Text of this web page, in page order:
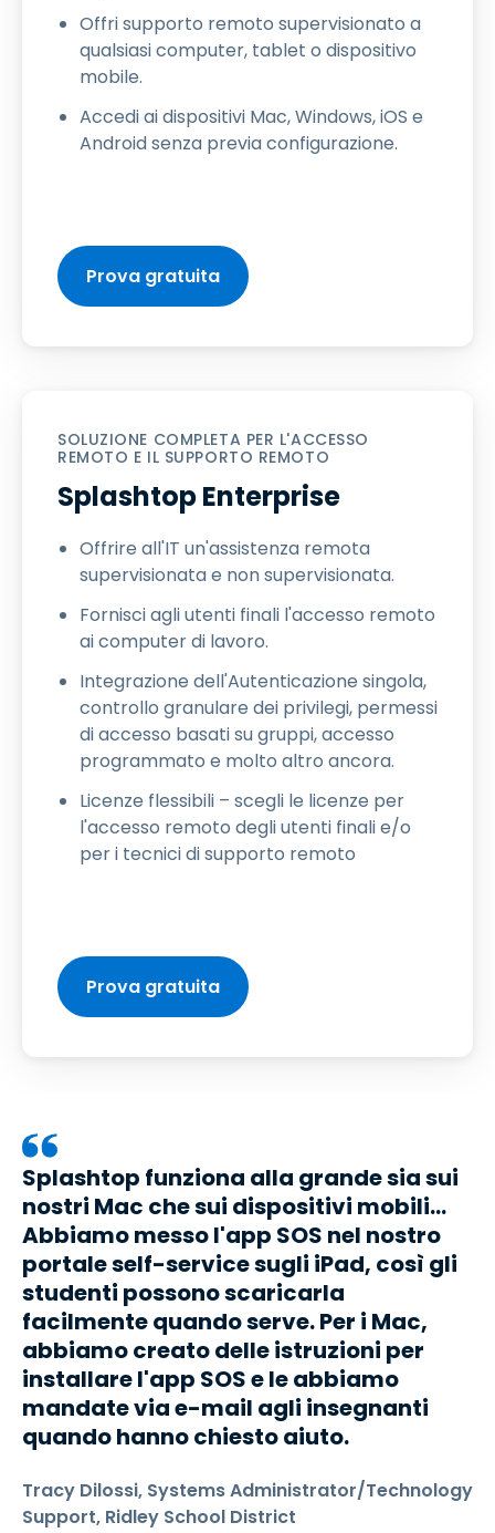
Offri supporto remoto supervisionato a
qualsiasi computer, tablet o dispositivo
mobile.
Accedi ai dispositivi Mac, Windows, iOS e
Android senza previa configurazione.
Prova gratuita
SOLUZIONE COMPLETA PER L'ACCESSO
REMOTO E IL SUPPORTO REMOTO
Splashtop Enterprise
Offrire all'IT un'assistenza remota
supervisionata e non supervisionata.
Fornisci agli utenti finali l'accesso remoto
ai computer di lavoro.
Integrazione dell'Autenticazione singola,
controllo granulare dei privilegi, permessi
di accesso basati su gruppi, accesso
programmato e molto altro ancora.
Licenze flessibili – scegli le licenze per
l'accesso remoto degli utenti finali e/o
per i tecnici di supporto remoto
Prova gratuita
Splashtop funziona alla grande sia sui
nostri Mac che sui dispositivi mobili...
Abbiamo messo l'app SOS nel nostro
portale self-service sugli iPad, così gli
studenti possono scaricarla
facilmente quando serve. Per i Mac,
abbiamo creato delle istruzioni per
installare l'app SOS e le abbiamo
mandate via e-mail agli insegnanti
quando hanno chiesto aiuto.
Tracy Dilossi, Systems Administrator/Technology
Support, Ridley School District